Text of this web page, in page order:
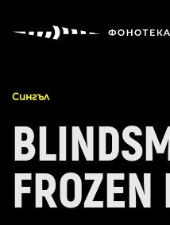
Сингъл
FROZEN